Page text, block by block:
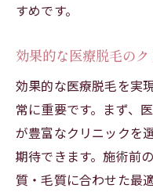
すめです。
効果的な医療脱毛の
効果的な医療脱毛を実
常に重要です。まず、
が豊富なクリニックを
期待できます。施術前
質・毛質に合わせた最